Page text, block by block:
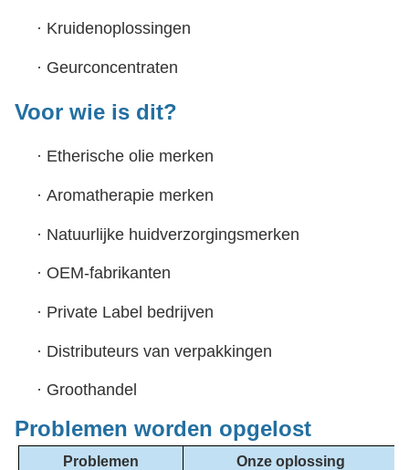
· Kruidenoplossingen
· Geurconcentraten
Voor wie is dit?
· Etherische olie merken
· Aromatherapie merken
· Natuurlijke huidverzorgingsmerken
· OEM-fabrikanten
· Private Label bedrijven
· Distributeurs van verpakkingen
· Groothandel
Problemen worden opgelost
Problemen Onze oplossing